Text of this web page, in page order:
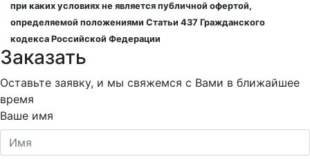
при каких условиях не является публичной офертой,
определяемой положениями Статьи 437 Гражданского
кодекса Российской Федерации
Заказать
Оставьте заявку, и мы свяжемся с Вами в ближайшее
время
Ваше имя